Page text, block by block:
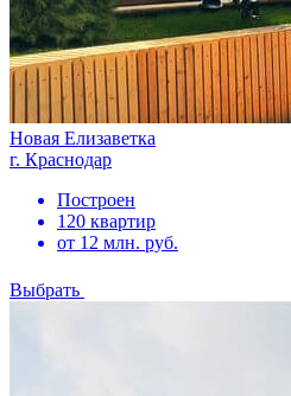
Новая Елизаветка
г. Краснодар
Построен
120 квартир
от 12 млн. руб.
Выбрать